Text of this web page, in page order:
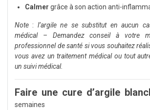
Calmer grâce à son action anti-
Note : l’argile ne se substitut en aucun
médical – Demandez conseil à votre
professionnel de santé si vous souhaitez
vous avez un traitement médical ou tout
un suivi médical.
Faire une cure d’argile
semaines